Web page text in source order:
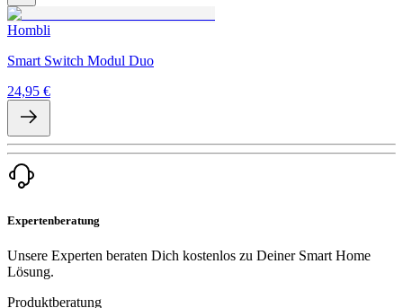
Hombli
Smart Switch Modul Duo
24,95 €
Expertenberatung
Unsere Experten beraten Dich kostenlos zu Deiner Smart Home
Lösung.
Produktberatung